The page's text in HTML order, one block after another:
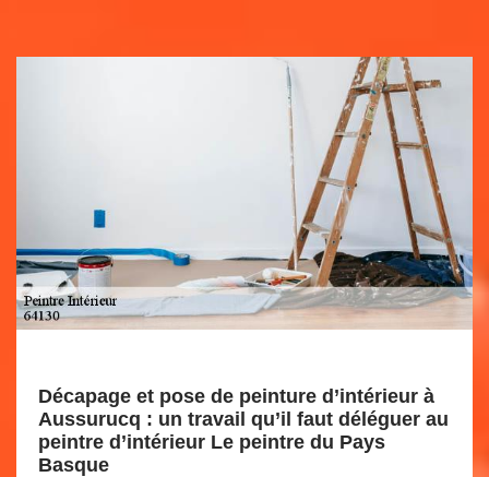
Décapage et pose de peinture d’intérieur à
Aussurucq : un travail qu’il faut déléguer au
peintre d’intérieur Le peintre du Pays
Basque